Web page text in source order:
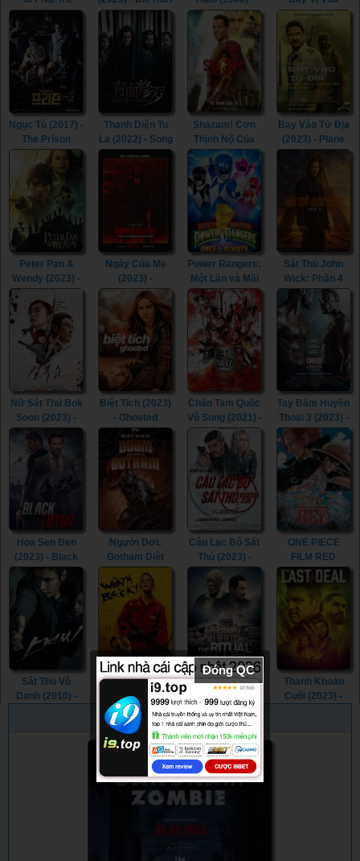
Price We Pay
(2023)
The Naked
Cage (1986)
(2023) - The
Last Kingdom:
Seven Kings
Must Die (2023)
Ngục Tù (2017) -
The Prison
(2017)
Thanh Diện Tu
La (2022) - Song
of the
Assassins
(2022)
Shazam! Cơn
Thịnh Nộ Của
Các Vị Thần
(2023) -
Shazam! Fury of
the Gods (2023)
Bay Vào Tử Địa
(2023) - Plane
Peter Pan &
Wendy (2023) -
Peter Pan &
Wendy (2023)
Ngày Của Mẹ
(2023) -
Mother's Day
(2023)
Power Rangers:
Một Lần và Mãi
Mãi (2023) -
Mighty Morphin
Power Rangers:
Once & Always
(2023)
Sát Thủ John
Wick: Phần 4
(2023) - John
Wick: Chapter 4
Nữ Sát Thủ Bok
Soon (2023) -
(2023)
Biệt Tích (2023)
- Ghosted
(2023)
Chân Tam Quốc
Vô Song (2021) -
Dynasty
Warriors (2021)
Tay Đấm Huyền
Thoại 3 (2023) -
Creed III (2023)
Hoa Sen Đen
(2023) - Black
Lotus (2023)
Người Dơi:
Gotham Diệt
Vong (2023) -
Batman: The
Doom That
Came to
Gotham (2023)
Câu Lạc Bộ Sát
Thủ (2023) -
Assassin Club
(2023)
ONE PIECE
FILM RED
(2022) - ONE
PIECE FILM
RED (2022)
Sát Thủ Vô
Danh (2010) -
Cơn Thịnh Nộ
Của Becky
(2023) - The
Wrath of Becky
(2023)
Nghi Thức Tử
Thần (2023) -
The Ritual Killer
(2023)
Thanh Khoản
Cuối (2023) -
PHIM NGẪU NHIÊN
Đóng QC